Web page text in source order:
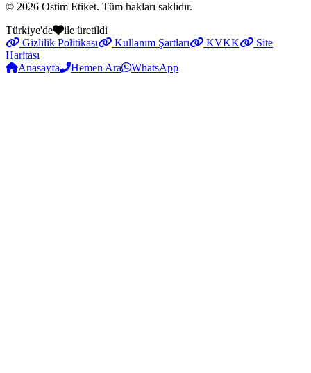
© 2026 Ostim Etiket. Tüm hakları saklıdır.
Türkiye'de
ile üretildi
Gizlilik Politikası
Kullanım Şartları KVKK
Site
Haritası
Anasayfa
Hemen Ara WhatsApp